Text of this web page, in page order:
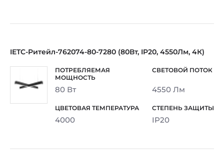
IETC-Ритейл-762074-80-7280 (80Вт, IP20, 4550Лм, 4К)
80 Вт 4550 Лм
4000 IP20